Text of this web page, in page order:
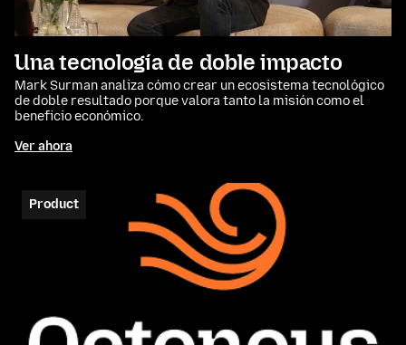
Una tecnología de doble impacto
Mark Surman analiza cómo crear un ecosistema tecnológico
de doble resultado porque valora tanto la misión como el
beneficio económico.
Ver ahora
Product